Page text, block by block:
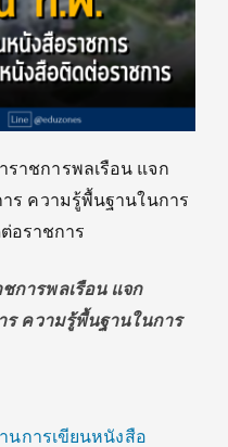
าชการพลเรือน แจก
ร ความรู้พื้นฐานในการ
อราชการ
การพลเรือน แจก
ร ความรู้พื้นฐานในการ
นการเขียนหนังสือ